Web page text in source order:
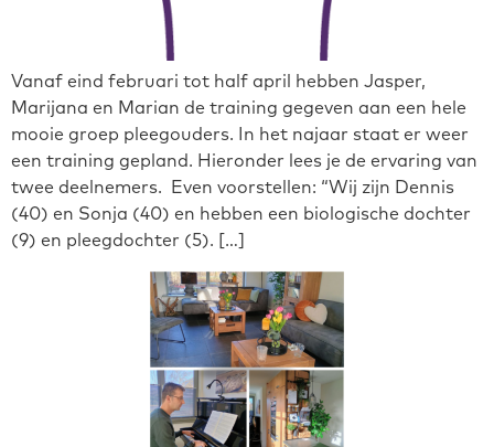
Vanaf eind februari tot half april hebben Jasper,
Marijana en Marian de training gegeven aan een hele
mooie groep pleegouders. In het najaar staat er weer
een training gepland. Hieronder lees je de ervaring van
twee deelnemers. Even voorstellen: “Wij zijn Dennis
(40) en Sonja (40) en hebben een biologische dochter
(9) en pleegdochter (5). […]